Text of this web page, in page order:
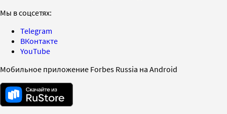
Мы в соцсетях:
Telegram
ВКонтакте
YouTube
Мобильное приложение Forbes Russia на Android